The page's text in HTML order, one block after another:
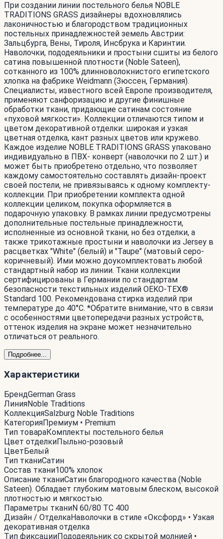
При создании линии постельного белья NOBLE
TRADITIONS GRASS дизайнеры вдохновлялись
лаконичностью и благородством традиционных
постельных принадлежностей земель Австрии:
Зальцбурга, Вены, Тироля, Инсбрука и Каринтии.
Наволочки, пододеяльники и простыни сшиты из белого
сатина повышенной плотности (Noble Sateen),
сотканного из 100% длинноволокнистого египетского
хлопка на фабрике Weidmann (Зюссен, Германия).
Специалисты, известного всей Европе производителя,
применяют санфоризацию и другие финишные
обработки ткани, придающие сатинам состояние
«пуховой мягкости». Коллекции отличаются типом и
цветом декоративной отделки: широкая и узкая
цветная отделка, кант разных цветов или кружево.
Каждое изделие NOBLE TRADITIONS GRASS упаковано
индивидуально в ПВХ- конверт (наволочки по 2 шт.) и
может быть приобретено отдельно, что позволяет
каждому самостоятельно составлять дизайн-проект
своей постели, не привязываясь к одному комплекту-
коллекции. При приобретении комплекта одной
коллекции целиком, покупка оформляется в
подарочную упаковку. В рамках линии предусмотрены
дополнительные постельные принадлежности,
исполненные из основной ткани, но без отделки, а
также трикотажные простыни и наволочки из Jersey в
расцветках "White" (белый) и "Taupe" (матовый серо-
коричневый). Ими можно доукомплектовать любой
стандартный набор из линии. Ткани коллекции
сертифицированы в Германии по стандартам
безопасности текстильных изделий OEKO-TEX®
Standard 100. Рекомендована стирка изделий при
температуре до 40°С. *Обратите внимание, что в связи
с особенностями цветопередачи разных устройств,
оттенок изделия на экране может незначительно
отличаться от реального.
Подробнее...
Характеристики
БрендGerman Grass
ЛинияNoble Traditions
КоллекцияSalzburg Noble Traditions
КатегорияПремиум • Premium
Тип товараКомплекты постельного белья
Цвет отделкиПыльно-розовый
ЦветБелый
Тип тканиСатин
Состав ткани100% хлопок
Описание тканиСатин благородного качества (Noble
Sateen). Обладает глубоким матовым блеском, высокой
плотностью и мягкостью.
Параметры тканиN 60/80 TC 400
Дизайн / ОтделкаНаволочки в стиле «Оксфорд» • Узкая
декоративная отделка
Тип фиксацииПододеяльник со скрытой молнией •